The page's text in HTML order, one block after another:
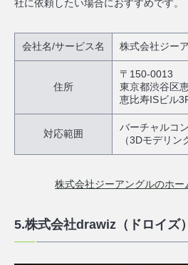
社に依頼したい場合におすすめです。
会社名/サービス名 株式会社ジー
住所
〒150-0013
東京都渋谷区
恵比寿ISビル
対応範囲
バーチャルコ
（3Dモデリ
株式会社ジーアングルのホー
5.株式会社drawiz（ドロイズ）